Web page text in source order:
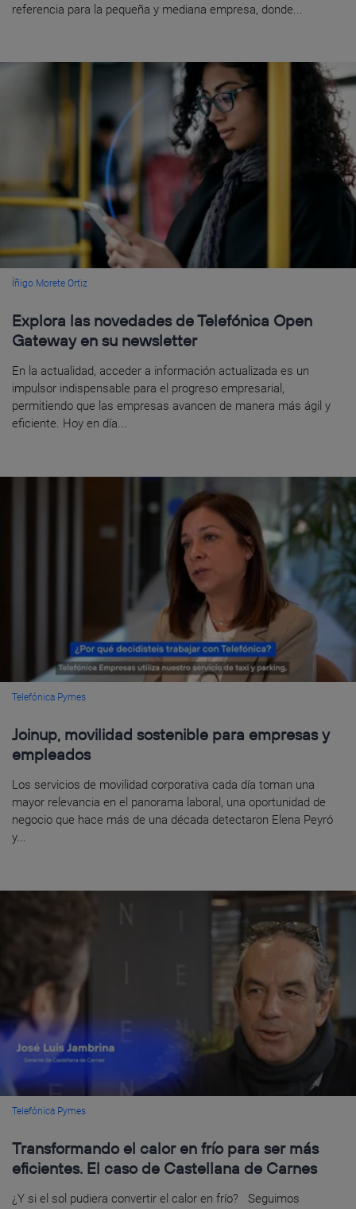
referencia para la pequeña y mediana empresa, donde...
Íñigo Morete Ortiz
Explora las novedades de Telefónica Open
Gateway en su newsletter
En la actualidad, acceder a información actualizada es un
impulsor indispensable para el progreso empresarial,
permitiendo que las empresas avancen de manera más ágil y
eficiente. Hoy en día...
Telefónica Pymes
Joinup, movilidad sostenible para empresas y
empleados
Los servicios de movilidad corporativa cada día toman una
mayor relevancia en el panorama laboral, una oportunidad de
negocio que hace más de una década detectaron Elena Peyró
y...
Telefónica Pymes
Transformando el calor en frío para ser más
eficientes. El caso de Castellana de Carnes
¿Y si el sol pudiera convertir el calor en frío? Seguimos